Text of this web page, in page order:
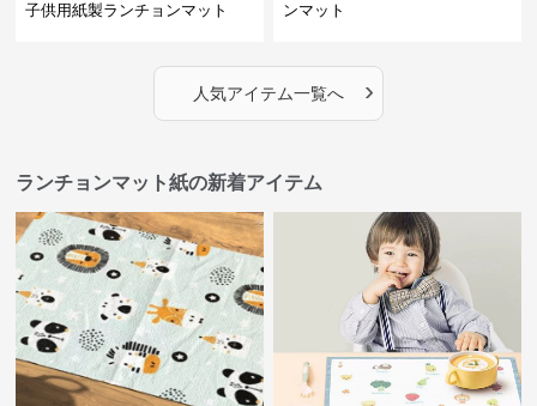
子供用紙製ランチョンマット
ンマット
人気アイテム一覧へ ›
ランチョンマット紙の新着アイテム